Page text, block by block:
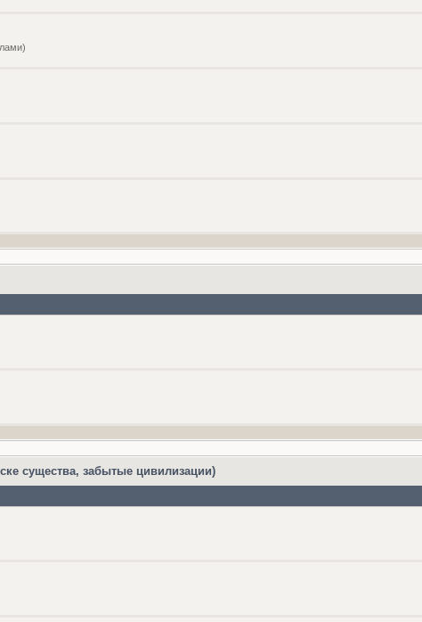
существа, забытые цивилизации)